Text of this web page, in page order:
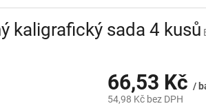
kaligrafický sada 4 kusů
66,53 Kč /
54,98 Kč bez DPH